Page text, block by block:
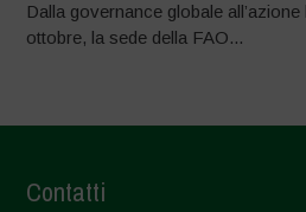
Dalla governance globale
ottobre, la sede della FAO...
Contatti